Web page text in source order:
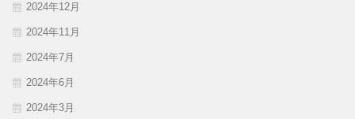
2024年12月
2024年11月
2024年7月
2024年6月
2024年3月